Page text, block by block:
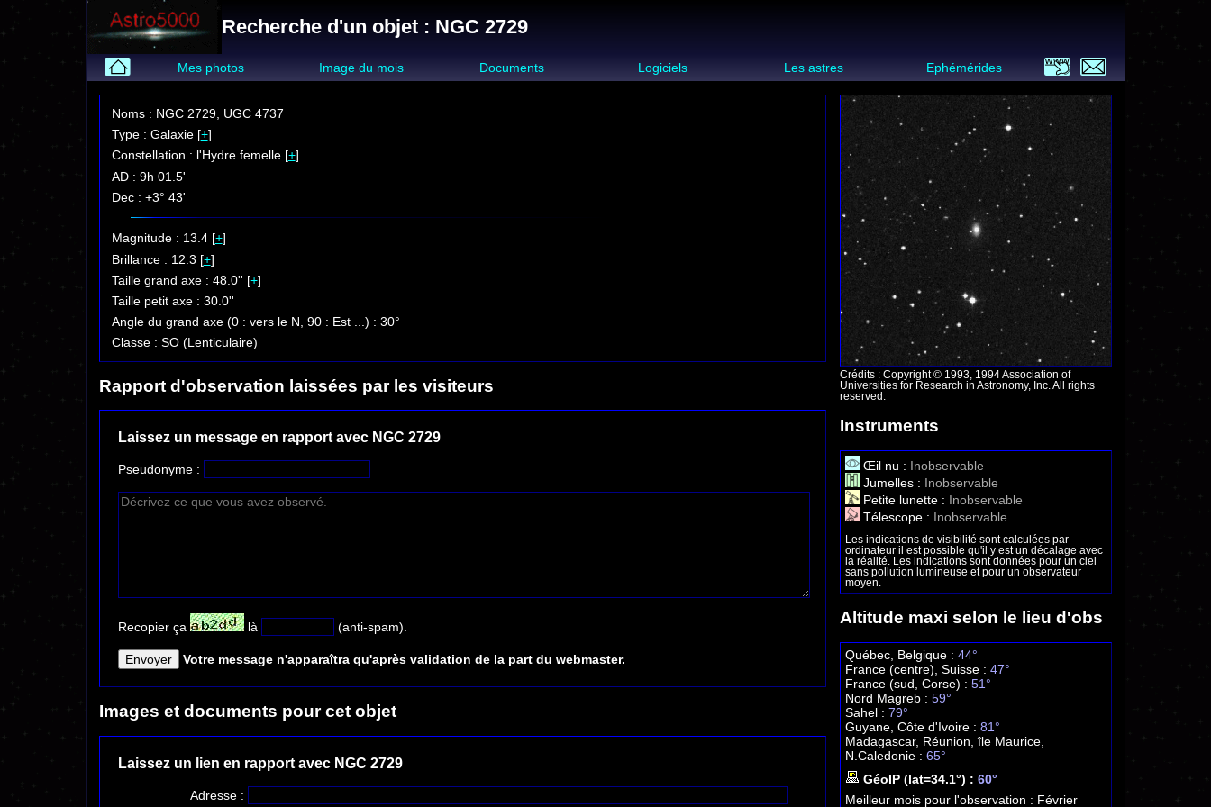
Recherche d'un objet : NGC 2729
Mes photos Image du mois Documents Logiciels Les astres Ephémérides
Noms : NGC 2729, UGC 4737
Type : Galaxie [+]
Constellation : l'Hydre femelle [+]
AD : 9h 01.5'
Dec : +3° 43'
Magnitude : 13.4 [+]
Brillance : 12.3 [+]
Taille grand axe : 48.0'' [+]
Taille petit axe : 30.0''
Angle du grand axe (0 : vers le N, 90 : Est ...) : 30°
Classe : SO (Lenticulaire)
Crédits : Copyright © 1993, 1994 Association of
Universities for Research in Astronomy, Inc. All rights
reserved.
Instruments
Œil nu : Inobservable
Jumelles : Inobservable
Petite lunette : Inobservable
Télescope : Inobservable
Les indications de visibilité sont calculées par
ordinateur il est possible qu'il y est un décalage avec
la réalité. Les indications sont données pour un ciel
sans pollution lumineuse et pour un observateur
moyen.
Altitude maxi selon le lieu d'obs
Québec, Belgique : 44°
France (centre), Suisse : 47°
France (sud, Corse) : 51°
Nord Magreb : 59°
Sahel : 79°
Guyane, Côte d'Ivoire : 81°
Madagascar, Réunion, île Maurice,
N.Caledonie : 65°
GéoIP (lat=34.1°) : 60°
Meilleur mois pour l'observation : Février
Rapport d'observation laissées par les visiteurs
Laissez un message en rapport avec NGC 2729
Pseudonyme :
Recopier ça là (anti-spam).
Votre message n'apparaîtra qu'après validation de la part du webmaster.
Images et documents pour cet objet
Laissez un lien en rapport avec NGC 2729
Adresse :